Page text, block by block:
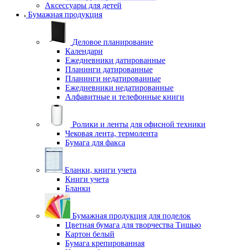
Аксессуары для детей
Бумажная продукция
Деловое планирование
Календари
Ежедневники датированные
Планинги датированные
Планинги недатированные
Ежедневники недатированные
Алфавитные и телефонные книги
Ролики и ленты для офисной техники
Чековая лента, термолента
Бумага для факса
Бланки, книги учета
Книги учета
Бланки
Бумажная продукция для поделок
Цветная бумага для творчества Тишью
Картон белый
Бумага крепированная